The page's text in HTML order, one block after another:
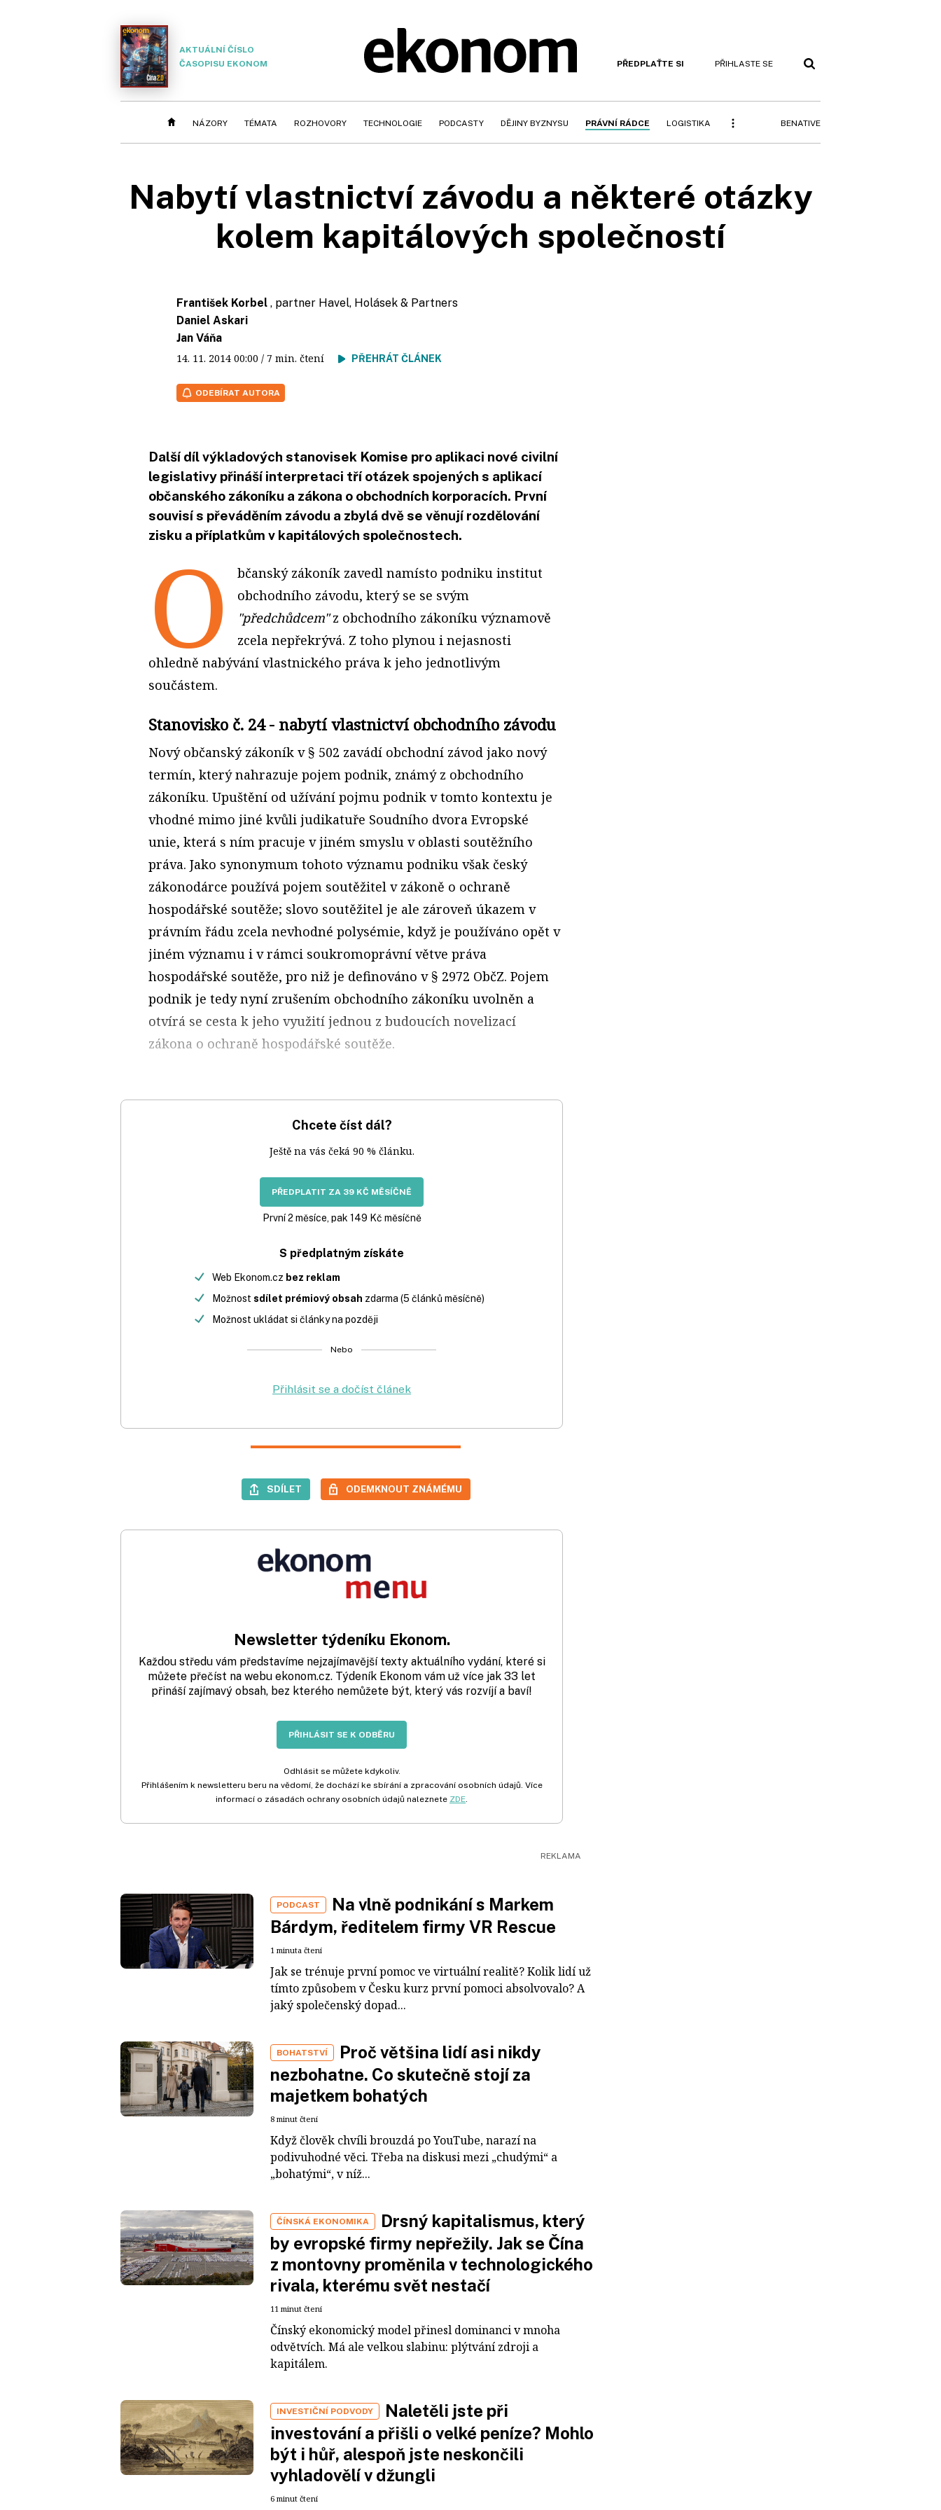
AKTUÁLNÍ ČÍSLO
ČASOPISU EKONOM
PŘEDPLAŤTE SI PŘIHLASTE SE
NÁZORY TÉMATA ROZHOVORY TECHNOLOGIE PODCASTY DĚJINY BYZNYSU PRÁVNÍ RÁDCE LOGISTIKA BENATIVE
Nabytí vlastnictví závodu a některé otázky
kolem kapitálových společností
František Korbel , partner Havel, Holásek & Partners
Daniel Askari
Jan Váňa
14. 11. 2014 00:00 / 7 min. čtení PŘEHRÁT ČLÁNEK
ODEBÍRAT AUTORA
Další díl výkladových stanovisek Komise pro aplikaci nové civilní
legislativy přináší interpretaci tří otázek spojených s aplikací
občanského zákoníku a zákona o obchodních korporacích. První
souvisí s převáděním závodu a zbylá dvě se věnují rozdělování
zisku a příplatkům v kapitálových společnostech.
O
bčanský zákoník zavedl namísto podniku institut
obchodního závodu, který se se svým
"předchůdcem"z obchodního zákoníku významově
zcela nepřekrývá. Z toho plynou i nejasnosti
ohledně nabývání vlastnického práva k jeho jednotlivým
součástem.
Stanovisko č. 24 - nabytí vlastnictví obchodního závodu
Nový občanský zákoník v § 502 zavádí obchodní závod jako nový
termín, který nahrazuje pojem podnik, známý z obchodního
zákoníku. Upuštění od užívání pojmu podnik v tomto kontextu je
vhodné mimo jiné kvůli judikatuře Soudního dvora Evropské
unie, která s ním pracuje v jiném smyslu v oblasti soutěžního
práva. Jako synonymum tohoto významu podniku však český
zákonodárce používá pojem soutěžitel v zákoně o ochraně
hospodářské soutěže; slovo soutěžitel je ale zároveň úkazem v
právním řádu zcela nevhodné polysémie, když je používáno opět v
jiném významu i v rámci soukromoprávní větve práva
hospodářské soutěže, pro niž je definováno v § 2972 ObčZ. Pojem
podnik je tedy nyní zrušením obchodního zákoníku uvolněn a
otvírá se cesta k jeho využití jednou z budoucích novelizací
zákona o ochraně hospodářské soutěže.
Chcete číst dál?
Ještě na vás čeká 90 % článku.
PŘEDPLATIT ZA 39 KČ MĚSÍČNĚ
První 2 měsíce, pak 149 Kč měsíčně
S předplatným získáte
Web Ekonom.cz bez reklam
Možnost sdílet prémiový obsah zdarma (5 článků měsíčně)
Možnost ukládat si články na později
Nebo
Přihlásit se a dočíst článek
SDÍLET ODEMKNOUT ZNÁMÉMU
Newsletter týdeníku Ekonom.
Každou středu vám představíme nejzajímavější texty aktuálního vydání, které si
můžete přečíst na webu ekonom.cz. Týdeník Ekonom vám už více jak 33 let
přináší zajímavý obsah, bez kterého nemůžete být, který vás rozvíjí a baví!
PŘIHLÁSIT SE K ODBĚRU
Odhlásit se můžete kdykoliv.
Přihlášením k newsletteru beru na vědomí, že dochází ke sbírání a zpracování osobních údajů. Více
informací o zásadách ochrany osobních údajů naleznete ZDE.
PODCAST
Na vlně podnikání s Markem
Bárdym, ředitelem firmy VR Rescue
1 minuta čtení
Jak se trénuje první pomoc ve virtuální realitě? Kolik lidí už
tímto způsobem v Česku kurz první pomoci absolvovalo? A
jaký společenský dopad...
BOHATSTVÍ
Proč většina lidí asi nikdy
nezbohatne. Co skutečně stojí za
majetkem bohatých
8 minut čtení
Když člověk chvíli brouzdá po YouTube, narazí na
podivuhodné věci. Třeba na diskusi mezi „chudými“ a
„bohatými“, v níž...
ČÍNSKÁ EKONOMIKA
Drsný kapitalismus, který
by evropské firmy nepřežily. Jak se Čína
z montovny proměnila v technologického
rivala, kterému svět nestačí
11 minut čtení
Čínský ekonomický model přinesl dominanci v mnoha
odvětvích. Má ale velkou slabinu: plýtvání zdroji a
kapitálem.
INVESTIČNÍ PODVODY
Naletěli jste při
investování a přišli o velké peníze? Mohlo
být i hůř, alespoň jste neskončili
vyhladovělí v džungli
6 minut čtení